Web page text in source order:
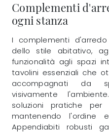
Complementi
ogni stanza
I complementi
dello stile abitativo,
funzionalità agli spazi
tavolini essenziali che
accompagnati da
visivamente
soluzioni pratiche per
mantenendo l'ordine
Appendiabiti robusti